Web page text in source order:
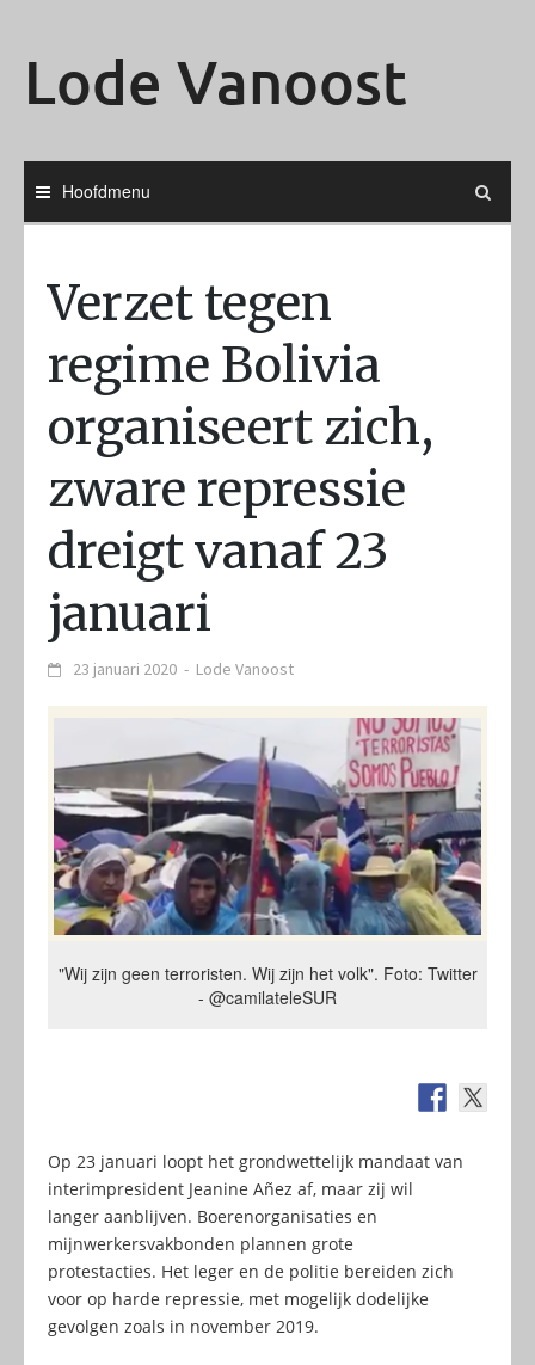
Lode Vanoost
Hoofdmenu
Verzet tegen
regime Bolivia
organiseert zich,
zware repressie
dreigt vanaf 23
januari
23 januari 2020 - Lode Vanoost
"Wij zijn geen terroristen. Wij zijn het volk". Foto: Twitter
- @camilateleSUR
Op 23 januari loopt het grondwettelijk mandaat van
interimpresident Jeanine Añez af, maar zij wil
langer aanblijven. Boerenorganisaties en
mijnwerkersvakbonden plannen grote
protestacties. Het leger en de politie bereiden zich
voor op harde repressie, met mogelijk dodelijke
gevolgen zoals in november 2019.